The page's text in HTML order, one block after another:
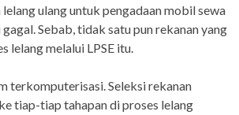
ulang untuk pengadaan mobil sewa
Sebab, tidak satu pun rekanan yang
lelang melalui LPSE itu.
terkomputerisasi. Seleksi rekanan
tiap-tiap tahapan di proses lelang